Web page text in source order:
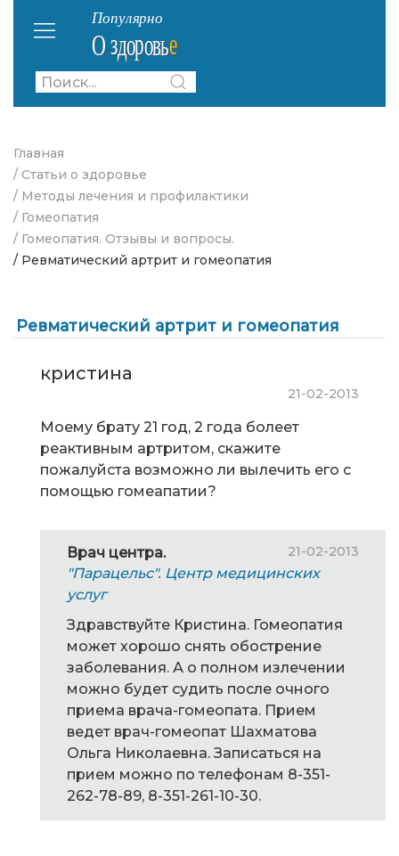
Главная
/ Статьи о здоровье
/ Методы лечения и профилактики
/ Гомеопатия
/ Гомеопатия. Отзывы и вопросы.
/ Ревматический артрит и гомеопатия
Ревматический артрит и гомеопатия
кристина
21-02-2013
Моему брату 21 год, 2 года болеет
реактивным артритом, скажите
пожалуйста возможно ли вылечить его с
помощью гомеапатии?
Врач центра. 21-02-2013
"Парацельс". Центр медицинских
услуг
Здравствуйте Кристина. Гомеопатия
может хорошо снять обострение
заболевания. А о полном излечении
можно будет судить после очного
приема врача-гомеопата. Прием
ведет врач-гомеопат Шахматова
Ольга Николаевна. Записаться на
прием можно по телефонам 8-351-
262-78-89, 8-351-261-10-30.